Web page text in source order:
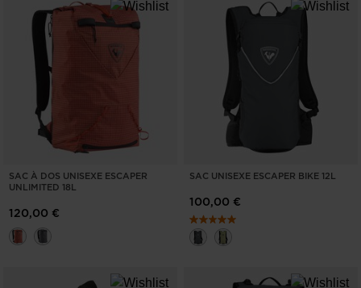
SAC À DOS UNISEXE ESCAPER
UNLIMITED 18L
120,00 €
SAC UNISEXE ESCAPER BIKE 12L
100,00 €